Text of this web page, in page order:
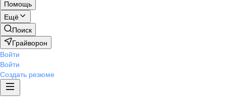
Помощь
Ещё
Поиск
Грайворон
Войти
Войти
Создать резюме